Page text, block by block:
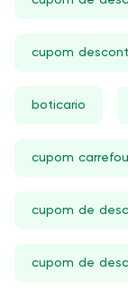
cupom
boticario
cupom
cupom de
cupom de